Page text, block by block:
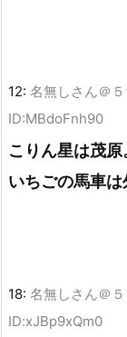
12: 名無しさん＠
ID:MBdoFnh90
こりん星は茂原
いちごの馬車は
18: 名無しさん＠
ID:xJBp9xQm0